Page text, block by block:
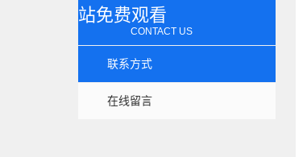
站免费观看
CONTACT US
联系方式
在线留言